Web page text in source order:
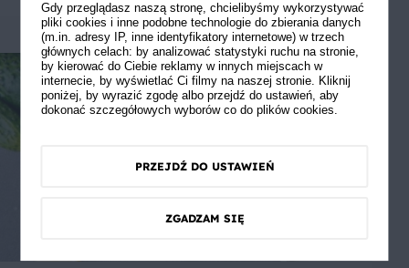
Gdy przeglądasz naszą stronę, chcielibyśmy wykorzystywać
pliki cookies i inne podobne technologie do zbierania danych
(m.in. adresy IP, inne identyfikatory internetowe) w trzech
głównych celach: by analizować statystyki ruchu na stronie,
by kierować do Ciebie reklamy w innych miejscach w
internecie, by wyświetlać Ci filmy na naszej stronie. Kliknij
poniżej, by wyrazić zgodę albo przejdź do ustawień, aby
dokonać szczegółowych wyborów co do plików cookies.
PRZEJDŹ DO USTAWIEŃ
ZGADZAM SIĘ